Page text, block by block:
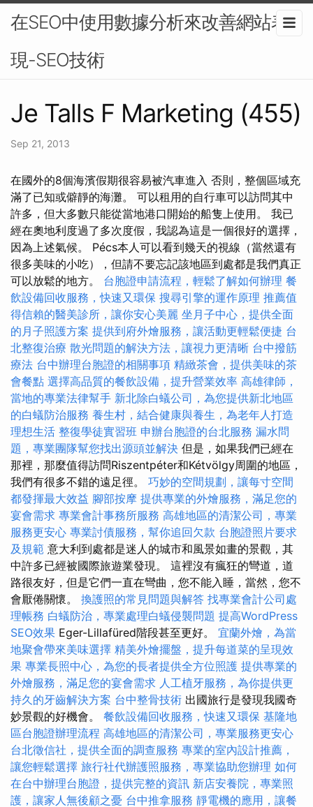
在SEO中使用數據分析來改善網站表
現-SEO技術
Je Talls F Marketing (455)
Sep 21, 2013
在國外的8個海濱假期很容易被汽車進入 否則，整個區域充
滿了已知或僻靜的海灘。 可以租用的自行車可以訪問其中
許多，但大多數只能從當地港口開始的船隻上使用。 我已
經在奧地利度過了多次度假，我認為這是一個很好的選擇，
因為上述氣候。 Pécs本人可以看到幾天的視線（當然還有
很多美味的小吃），但請不要忘記該地區到處都是我們真正
可以放鬆的地方。 台胞證申請流程，輕鬆了解如何辦理 餐
飲設備回收服務，快速又環保 搜尋引擎的運作原理 推薦值
得信賴的醫美診所，讓你安心美麗 坐月子中心，提供全面
的月子照護方案 提供到府外燴服務，讓活動更輕鬆便捷 台
北整復治療 散光問題的解決方法，讓視力更清晰 台中撥筋
療法 台中辦理台胞證的相關事項 精緻茶會，提供美味的茶
會餐點 選擇高品質的餐飲設備，提升營業效率 高雄律師，
當地的專業法律幫手 新北除白蟻公司，為您提供新北地區
的白蟻防治服務 養生村，結合健康與養生，為老年人打造
理想生活 整復學徒實習班 申辦台胞證的台北服務 漏水問
題，專業團隊幫您找出源頭並解決 但是，如果我們已經在
那裡，那麼值得訪問Riszentpéter和Kétvölgy周圍的地區，
我們有很多不錯的遠足徑。 巧妙的空間規劃，讓每寸空間
都發揮最大效益 腳部按摩 提供專業的外燴服務，滿足您的
宴會需求 專業會計事務所服務 高雄地區的清潔公司，專業
服務更安心 專業討債服務，幫你追回欠款 台胞證照片要求
及規範 意大利到處都是迷人的城市和風景如畫的景觀，其
中許多已經被國際旅遊業發現。 這裡沒有瘋狂的彎道，道
路很友好，但是它們一直在彎曲，您不能入睡，當然，您不
會厭倦關懷。 換護照的常見問題與解答 找專業會計公司處
理帳務 白蟻防治，專業處理白蟻侵襲問題 提高WordPress
SEO效果 Eger-Lillafüred階段甚至更好。 宜蘭外燴，為當
地聚會帶來美味選擇 精美外燴擺盤，提升每道菜的呈現效
果 專業長照中心，為您的長者提供全方位照護 提供專業的
外燴服務，滿足您的宴會需求 人工植牙服務，為你提供更
持久的牙齒解決方案 台中整骨技術 出國旅行是發現我國奇
妙景觀的好機會。 餐飲設備回收服務，快速又環保 基隆地
區台胞證辦理流程 高雄地區的清潔公司，專業服務更安心
台北徵信社，提供全面的調查服務 專業的室內設計推薦，
讓您輕鬆選擇 旅行社代辦護照服務，專業協助您辦理 如何
在台中辦理台胞證，提供完整的資訊 新店安養院，專業照
護，讓家人無後顧之憂 台中推拿服務 靜電機的應用，讓餐